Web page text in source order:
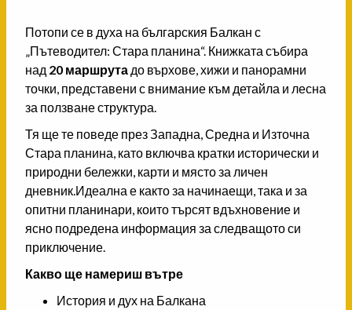
Потопи се в духа на българския Балкан с
„Пътеводител: Стара планина“. Книжката събира
над 20 маршрута до върхове, хижи и панорамни
точки, представени с внимание към детайла и лесна
за ползване структура.
Тя ще те поведе през Западна, Средна и Източна
Стара планина, като включва кратки исторически и
природни бележки, карти и място за личен
дневник.Идеална е както за начинаещи, така и за
опитни планинари, които търсят вдъхновение и
ясно подредена информация за следващото си
приключение.
Какво ще намериш вътре
История и дух на Балкана